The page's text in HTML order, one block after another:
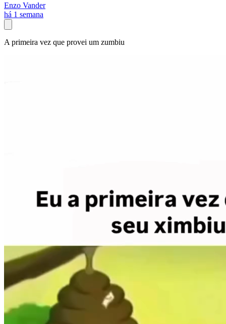
Enzo Vander
há 1 semana
A primeira vez que provei um zumbiu